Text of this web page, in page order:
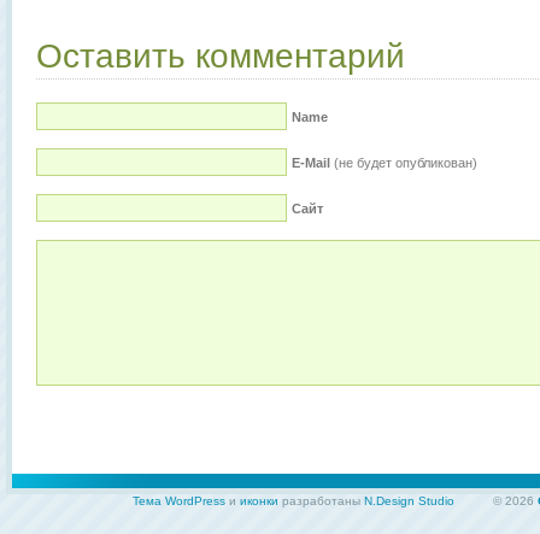
Оставить комментарий
Name
E-Mail (не будет опубликован)
Сайт
Тема WordPress и иконки разработаны N.Design Studio © 2026